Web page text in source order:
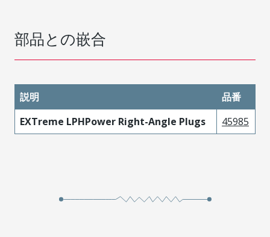
部品との嵌合
説明
品番
EXTreme LPHPower Right-Angle Plugs
45985